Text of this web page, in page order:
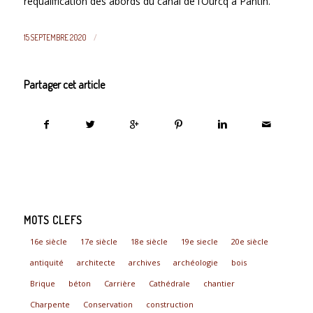
15 SEPTEMBRE 2020 /
Partager cet article
MOTS CLEFS
16e siècle 17e siècle 18e siècle 19e siecle
20e siècle
antiquité
architecte archives archéologie
bois
Brique
béton Carrière Cathédrale
chantier
Charpente
Conservation construction